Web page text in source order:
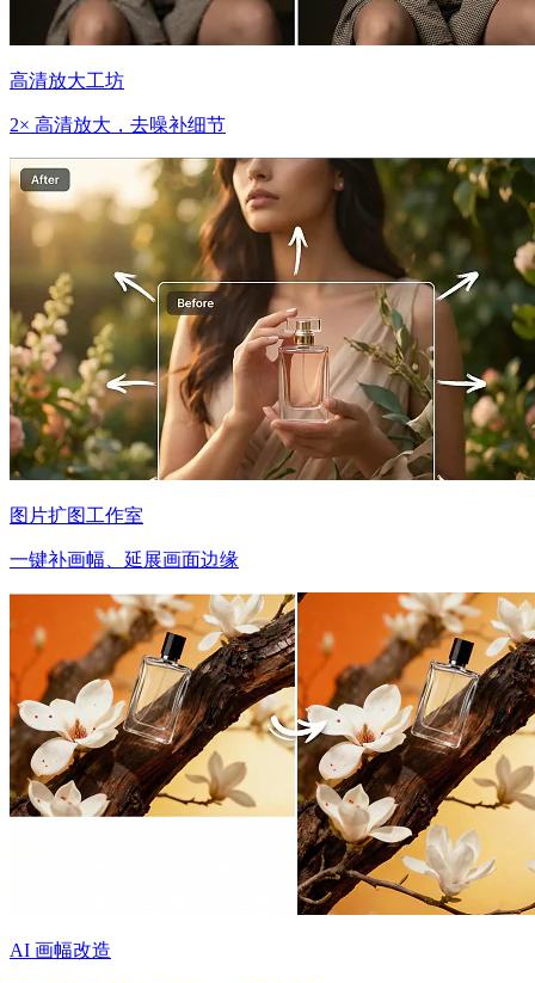
高清放大工坊
2× 高清放大，去噪补细节
图片扩图工作室
一键补画幅、延展画面边缘
AI 画幅改造